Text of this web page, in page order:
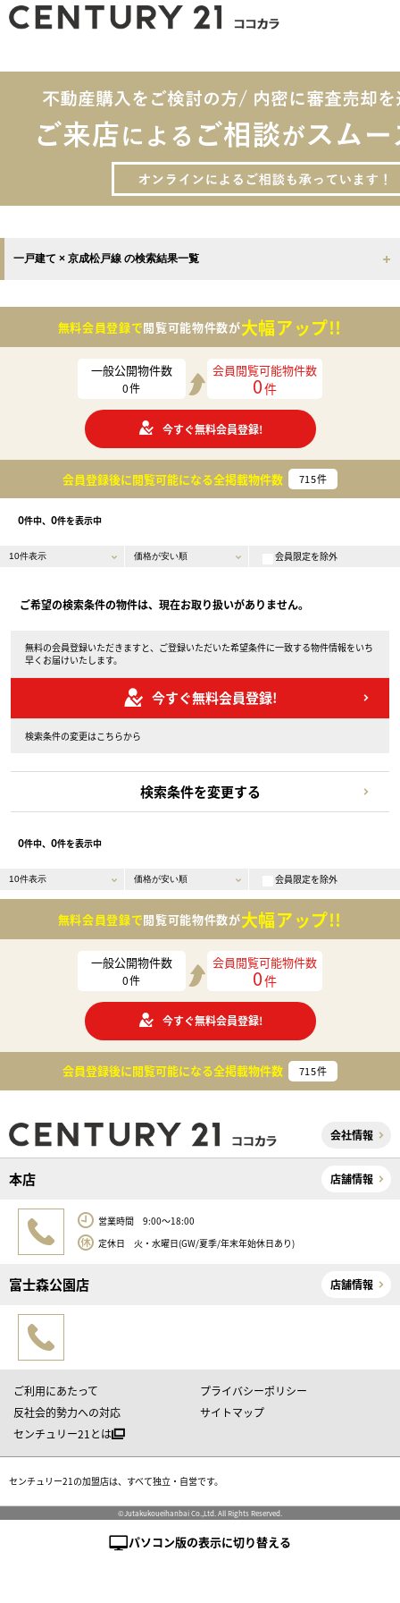
一戸建て × 京成松戸線 の検索結果一覧
無料会員登録で閲覧可能物件数が大幅アップ!!
一般公開物件数
0件
会員閲覧可能物件数
0件
今すぐ無料会員登録!
会員登録後に閲覧可能になる全掲載物件数 715件
0件中、 0件を表示中
会員限定を除外
ご希望の検索条件の物件は、現在お取り扱いがありません。
無料の会員登録いただきますと、ご登録いただいた希望条件に一致する物件情報をいち
早くお届けいたします。
今すぐ無料会員登録!
検索条件の変更はこちらから
検索条件を変更する
0件中、 0件を表示中
会員限定を除外
無料会員登録で閲覧可能物件数が大幅アップ!!
一般公開物件数
0件
会員閲覧可能物件数
0件
今すぐ無料会員登録!
会員登録後に閲覧可能になる全掲載物件数 715件
会社情報
本店 店舗情報
営業時間 9:00～18:00
定休日 火・水曜日(GW/夏季/年末年始休日あり)
富士森公園店 店舗情報
ご利用にあたって
プライバシーポリシー
反社会的勢力への対応
サイトマップ
センチュリー21とは
センチュリー21の加盟店は、すべて独立・自営です。
©Jutakukoueihanbai Co.,Ltd. All Rights Reserved.
パソコン版の表示に切り替える